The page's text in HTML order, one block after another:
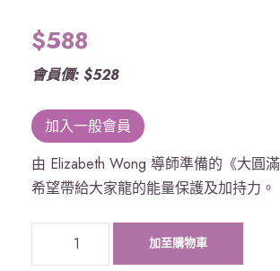
$588
會員價: $528
加入一般會員
由 Elizabeth Wong 導師準備的《大圓
希望帶給大家龍的能量保護及加持力。
加至購物車